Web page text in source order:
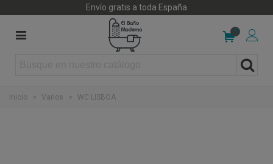
Envío gratis a toda España
0
Inicio > Varios > WC LISBOA